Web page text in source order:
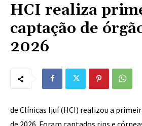
HCI realiza
captação de
2026
de Clínicas Ijuí (HCI) realizou a
de 2026. Foram captados rins e